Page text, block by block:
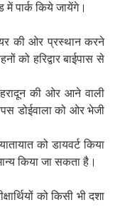
पार्क किये जायेंगे।
की ओर प्रस्थान करने
को हरिद्वार बाईपास से
की ओर आने वाली
डोईवाला को ओर भेजी
को डायवर्ट किया
किया जा सकता है।
को किसी भी दशा